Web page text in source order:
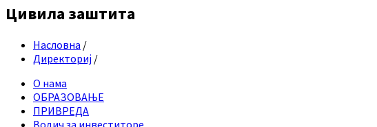
Цивила заштита
Насловна /
Директориј /
О нама
ОБРАЗОВАЊЕ
ПРИВРЕДА
Водич за инвеститоре